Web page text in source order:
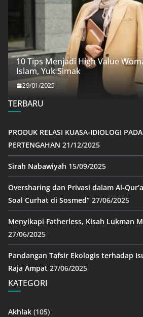
10 Tips Menjadi High Value
Islam, Yuk Simak
29/01/2025
TERBARU
PRODUK RELASI KUASA-IDIOLOGI
PERTENGAHAN 21/12/2025
Sirah Nabawiyah 15/09/2025
Oversharing dan Privasi dalam Al-
Soal Curhat di Sosmed” 27/06/2025
Menyikapi Fatherless, Kisah Lukman
27/06/2025
Pandangan Tafsir Ekologis terhadap
Raja Ampat 27/06/2025
KATEGORI
Akhlak (105)